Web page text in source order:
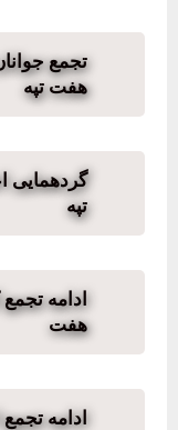
تجمع
هفت تپه
گردهمایی
تپه
ادامه
هفت
ادامه